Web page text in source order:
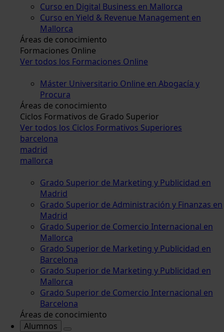
Curso en Digital Business en Mallorca
Curso en Yield & Revenue Management en
Mallorca
Áreas de conocimiento
Formaciones Online
Ver todos los Formaciones Online
Máster Universitario Online en Abogacía y
Procura
Áreas de conocimiento
Ciclos Formativos de Grado Superior
Ver todos los Ciclos Formativos Superiores
barcelona
madrid
mallorca
Grado Superior de Marketing y Publicidad en
Madrid
Grado Superior de Administración y Finanzas en
Madrid
Grado Superior de Comercio Internacional en
Mallorca
Grado Superior de Marketing y Publicidad en
Barcelona
Grado Superior de Marketing y Publicidad en
Mallorca
Grado Superior de Comercio Internacional en
Barcelona
Áreas de conocimiento
Alumnos